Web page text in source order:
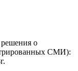
о
СМИ):